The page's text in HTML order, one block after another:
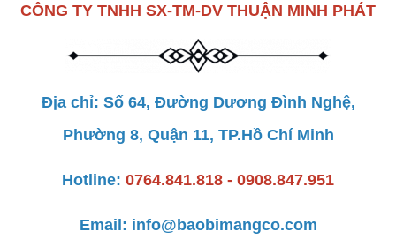
CÔNG TY TNHH SX-TM-DV THUẬN MINH PHÁT
Địa chỉ: Số 64, Đường Dương Đình Nghệ,
Phường 8, Quận 11, TP.Hồ Chí Minh
Hotline: 0764.841.818 - 0908.847.951
Email: info@baobimangco.com